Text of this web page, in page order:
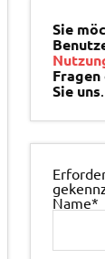
Sie
Sie uns.
Name*